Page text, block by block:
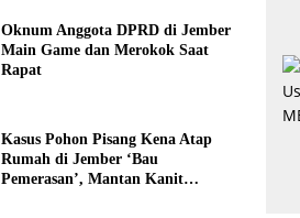
Oknum Anggota DPRD di Jember
Main Game dan Merokok Saat
Rapat
Kasus Pohon Pisang Kena Atap
Rumah di Jember ‘Bau
Pemerasan’, Mantan Kanit